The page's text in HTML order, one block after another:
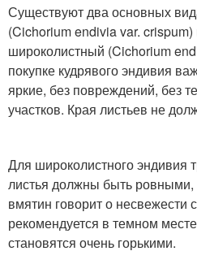
Существуют два основных
(Cichorium endivia var. crispum)
широколистный (Cichorium
покупке кудрявого эндивия
яркие, без повреждений, без
участков. Края листьев не
Для широколистного эндивия
листья должны быть ровными,
вмятин говорит о несвежести
рекомендуется в темном
становятся очень горькими.